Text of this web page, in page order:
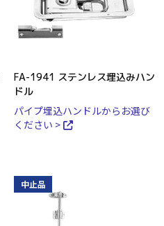
FA-1941 ステンレス埋込みハン
ドル
パイプ埋込ハンドルからお選び
ください >
中止品